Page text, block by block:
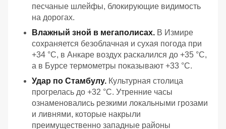
песчаные шлейфы, блокирующие видимость
на дорогах.
Влажный зной в мегаполисах. В Измире
сохраняется безоблачная и сухая погода при
+34 °C, в Анкаре воздух раскалился до +35 °C,
а в Бурсе термометры показывают +33 °C.
Удар по Стамбулу. Культурная столица
прогрелась до +32 °C. Утренние часы
ознаменовались резкими локальными грозами
и ливнями, которые накрыли
преимущественно западные районы